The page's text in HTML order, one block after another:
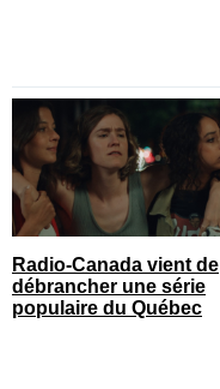
Radio-Canada vient de
débrancher une série
populaire du Québec